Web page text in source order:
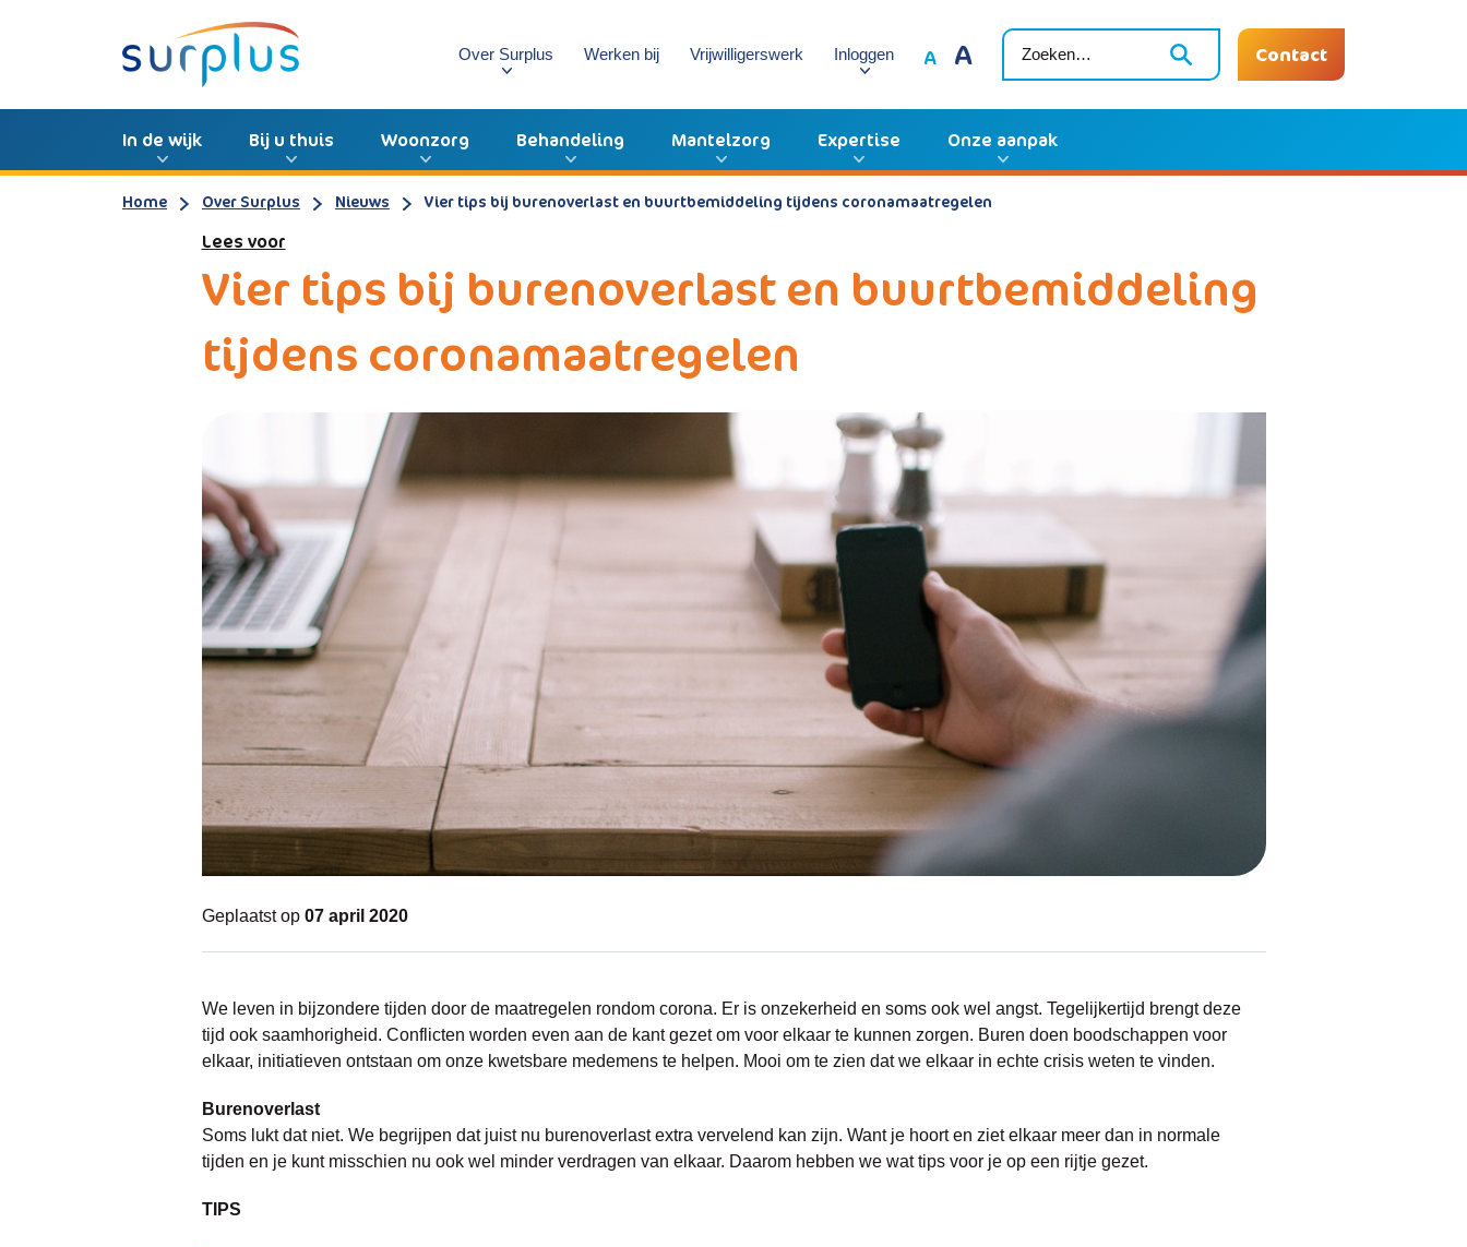
Over Surplus Werken bij Vrijwilligerswerk Inloggen A A Contact
In de wijk Bij u thuis Woonzorg Behandeling Mantelzorg Expertise Onze aanpak
Home Over Surplus Nieuws Vier tips bij burenoverlast en buurtbemiddeling tijdens coronamaatregelen
Lees voor
Vier tips bij burenoverlast en buurtbemiddeling
tijdens coronamaatregelen
Geplaatst op 07 april 2020
We leven in bijzondere tijden door de maatregelen rondom corona. Er is onzekerheid en soms ook wel angst. Tegelijkertijd brengt deze
tijd ook saamhorigheid. Conflicten worden even aan de kant gezet om voor elkaar te kunnen zorgen. Buren doen boodschappen voor
elkaar, initiatieven ontstaan om onze kwetsbare medemens te helpen. Mooi om te zien dat we elkaar in echte crisis weten te vinden.
Burenoverlast
Soms lukt dat niet. We begrijpen dat juist nu burenoverlast extra vervelend kan zijn. Want je hoort en ziet elkaar meer dan in normale
tijden en je kunt misschien nu ook wel minder verdragen van elkaar. Daarom hebben we wat tips voor je op een rijtje gezet.
TIPS